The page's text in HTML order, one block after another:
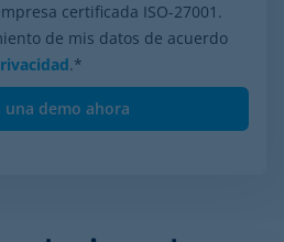
certificada ISO-27001.
de mis datos de acuerdo
.*